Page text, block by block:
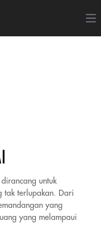
untuk
tak terlupakan. Dari
yang
yang melampaui